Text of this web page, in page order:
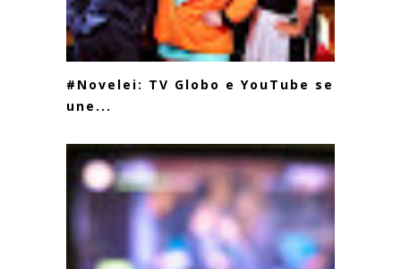
#Novelei: TV Globo e YouTube se
une...